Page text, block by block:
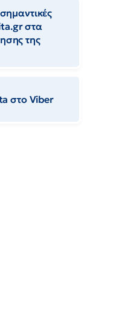
στα
της
στο Viber